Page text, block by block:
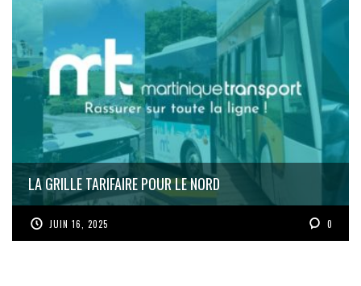
LA GRILLE TARIFAIRE POUR LE NORD
JUIN 16, 2025 0